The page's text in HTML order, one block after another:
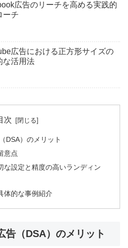
広告のリーチを高める実践的
ーチ
広告における正方形サイズの
な活用法
次
DSA）のメリット
意点
な設定と精度の高いランディン
体的な事例紹介
告（DSA）のメリット